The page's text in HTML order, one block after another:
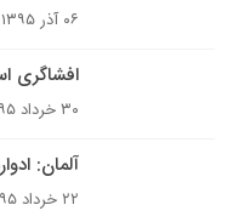
۰۶ آذر ۱۳۹۵
افشاگری
۳۰ خرداد ۱۳۹۵
آلمان:
۲۲ خرداد ۱۳۹۵